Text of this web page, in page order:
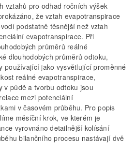
vztahů pro odhad ročních výšek
že vztah evapotranspirace
podstatně těsnější než vztah
evapotranspirace. Při
průměrů reálné
dlouhodobých průměrů odtoku,
používající jako vysvětlující proměnné
reálné evapotranspirace,
v půdě a tvorbu odtoku jsou
mezi potenciální
v časovém průběhu. Pro popis
měsíční krok, ve kterém je
vyrovnáno detailnější kolísání
bilančního procesu nastávají dvě